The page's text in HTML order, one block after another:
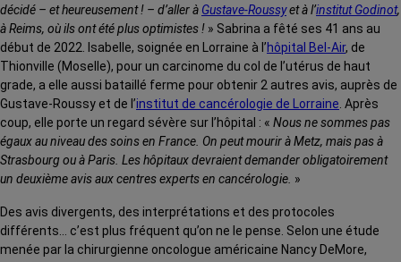
décidé – et heureusement ! – d’aller à Gustave-Roussyet à l’institut Godinot,
à Reims, où ils ont été plus optimistes ! » Sabrina a fêté ses 41 ans au
début de 2022. Isabelle, soignée en Lorraine à l’hôpital Bel-Air, de
Thionville (Moselle), pour un carcinome du col de l’utérus de haut
grade, a elle aussi bataillé ferme pour obtenir 2 autres avis, auprès de
Gustave-Roussy et de l’institut de cancérologie de Lorraine. Après
coup, elle porte un regard sévère sur l’hôpital : « Nous ne sommes pas
égaux au niveau des soins en France. On peut mourir à Metz, mais pas à
Strasbourg ou à Paris. Les hôpitaux devraient demander obligatoirement
un deuxième avis aux centres experts en cancérologie. »
Des avis divergents, des interprétations et des protocoles
différents… c’est plus fréquent qu’on ne le pense. Selon une étude
menée par la chirurgienne oncologue américaine Nancy DeMore,